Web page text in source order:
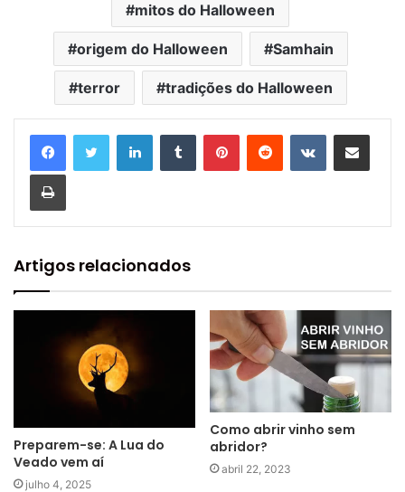
mitos do Halloween
origem do Halloween Samhain
terror tradições do Halloween
Artigos relacionados
Preparem-se: A Lua do
Veado vem aí
julho 4, 2025
Como abrir vinho sem
abridor?
abril 22, 2023